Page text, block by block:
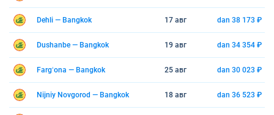
Dehli — Bangkok 17 авг dan 38 173 ₽
Dushanbe — Bangkok 19 авг dan 34 354 ₽
Fargʻona — Bangkok 25 авг dan 30 023 ₽
Nijniy Novgorod — Bangkok 18 авг dan 36 523 ₽